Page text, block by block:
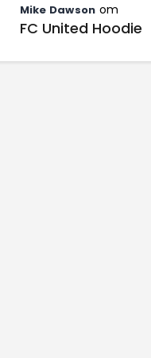
Mike Dawson om
FC United Hoodie